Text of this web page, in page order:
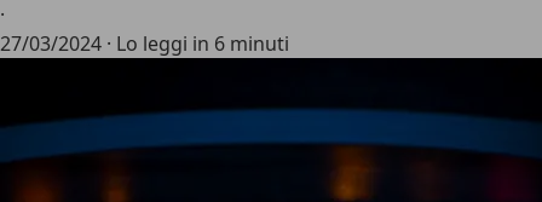
·
27/03/2024 · Lo leggi in 6 minuti